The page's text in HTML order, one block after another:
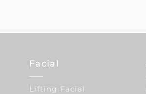
Facial
Lifting Facial